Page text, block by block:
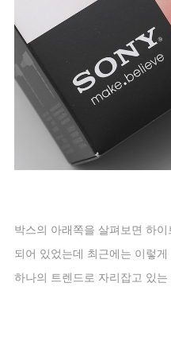
박스의 아래쪽을 살펴보면 하
되어 있었는데 최근에는 이렇
하나의 트렌드로 자리잡고 있